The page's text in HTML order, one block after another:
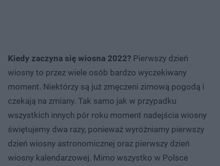
Kiedy zaczyna się wiosna 2022? Pierwszy dzień
wiosny to przez wiele osób bardzo wyczekiwany
moment. Niektórzy są już zmęczeni zimową pogodą i
czekają na zmiany. Tak samo jak w przypadku
wszystkich innych pór roku moment nadejścia wiosny
świętujemy dwa razy, ponieważ wyróżniamy pierwszy
dzień wiosny astronomicznej oraz pierwszy dzień
wiosny kalendarzowej. Mimo wszystko w Polsce